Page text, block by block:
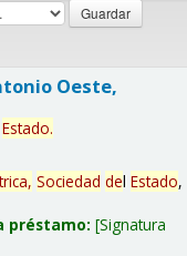
Oeste,
Estado.
Sociedad del Estado,
préstamo: Signatura